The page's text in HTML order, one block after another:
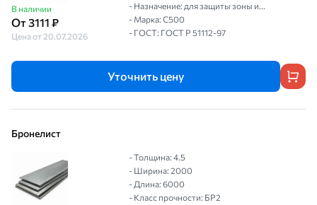
В наличии
От 3111 ₽
Цена от 20.07.2026
- Назначение: для защиты зоны и...
- Марка: С500
- ГОСТ: ГОСТ P 51112-97
Уточнить цену
Бронелист
- Толщина: 4.5
- Ширина: 2000
- Длина: 6000
- Класс прочности: БР2